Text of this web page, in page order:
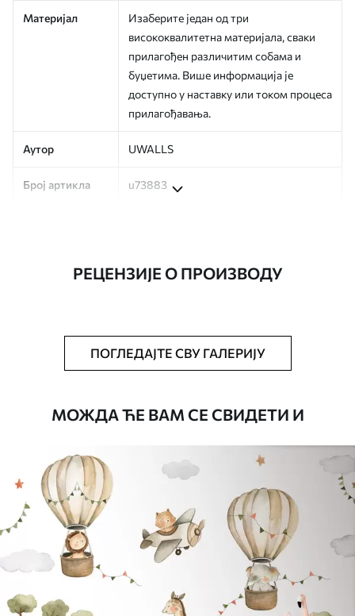
Материјал
Изаберите један од три
висококвалитетна материјала, сваки
прилагођен различитим собама и
буџетима. Више информација је
доступно у наставку или током процеса
прилагођавања.
Аутор UWALLS
Број артикла u73883
Тапета се може нежно очистити меким
сунђером. Позадине са завршном
водом.
Доступни материјали
Стандард
4472 .422683 /m²
Премиум
РЕЦЕНЗИЈЕ О ПРОИЗВОДУ
ПОГЛЕДАЈТЕ СВУ ГАЛЕРИЈУ
МОЖДА ЋЕ ВАМ СЕ СВИДЕТИ И